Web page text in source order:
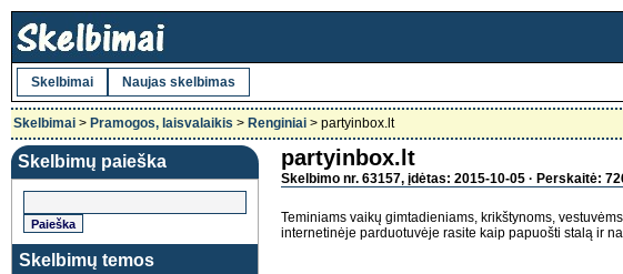
Skelbimai Naujas skelbimas
Skelbimai > Pramogos, laisvalaikis > Renginiai > partyinbox.lt
Skelbimų paieška
Skelbimų temos
partyinbox.lt
Skelbimo nr. 63157, įdėtas: 2015-10-05 · Perskaitė:
Teminiams vaikų gimtadieniams, krikštynoms,
internetinėje parduotuvėje rasite kaip papuošti stalą ir